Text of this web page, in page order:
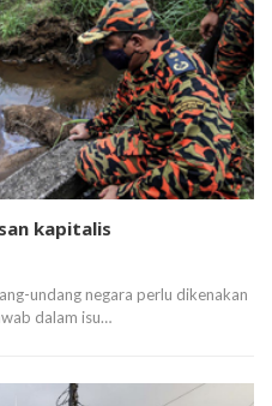
kapitalis
undang negara perlu dikenakan
dalam isu…